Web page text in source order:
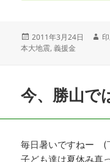
投
稿
2011年3月24日
作
本大地震,義援金
今、勝山で
毎日暑いですねー (
子ども達は夏休み真